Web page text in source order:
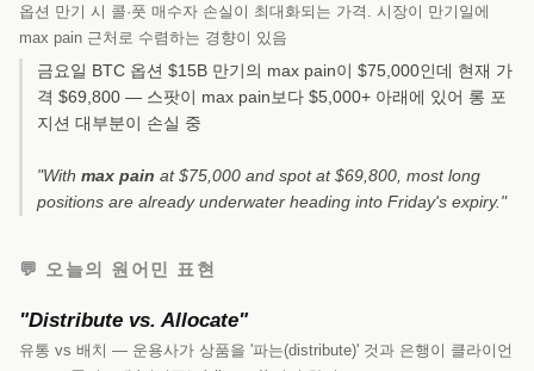
옵션 만기 시 콜·풋 매수자 손실이 최대화되는 가격. 시장이 만기일에
max pain 근처로 수렴하는 경향이 있음
금요일 BTC 옵션 $15B 만기의 max pain이 $75,000인데 현재 가
격 $69,800 — 스팟이 max pain보다 $5,000+ 아래에 있어 롱 포
지션 대부분이 손실 중
"With max pain at $75,000 and spot at $69,800, most long
positions are already underwater heading into Friday's expiry."
💬 오늘의 원어민 표현
"Distribute vs. Allocate"
유통 vs 배치 — 운용사가 상품을 '파는(distribute)' 것과 은행이 클라이언